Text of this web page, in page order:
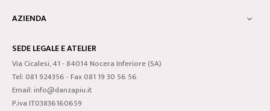
AZIENDA 
SEDE LEGALE E ATELIER
Via Cicalesi, 41 - 84014 Nocera Inferiore (SA)
Tel: 081 924356 - Fax 081 19 30 56 56
Email: info@danzapiu.it
P.iva IT03836160659